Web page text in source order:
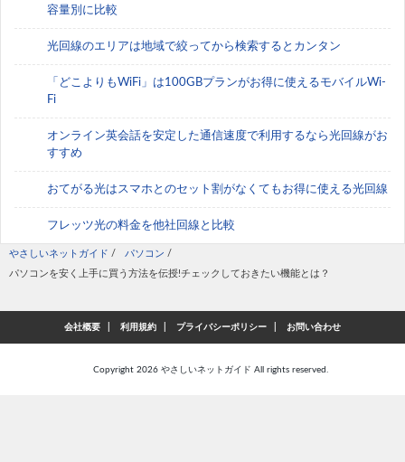
容量別に比較
光回線のエリアは地域で絞ってから検索するとカンタン
「どこよりもWiFi」は100GBプランがお得に使えるモバイルWi-
Fi
オンライン英会話を安定した通信速度で利用するなら光回線がお
すすめ
おてがる光はスマホとのセット割がなくてもお得に使える光回線
フレッツ光の料金を他社回線と比較
やさしいネットガイド / パソコン /
パソコンを安く上手に買う方法を伝授!チェックしておきたい機能とは？
会社概要 利用規約 プライバシーポリシー お問い合わせ
Copyright 2026 やさしいネットガイド All rights reserved.